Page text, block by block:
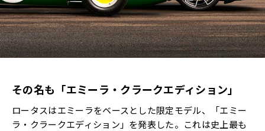
その名も「エミーラ・クラークエディション」
ロータスはエミーラをベースとした限定モデル、「エミー
ラ・クラークエディション」を発表した。これは史上最も